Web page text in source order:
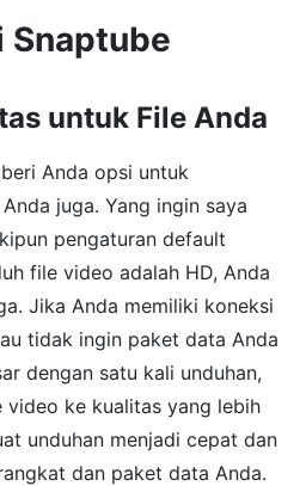
Snaptube
untuk File Anda
Anda opsi untuk
Anda juga. Yang ingin saya
pengaturan default
file video adalah HD, Anda
Jika Anda memiliki koneksi
tidak ingin paket data Anda
dengan satu kali unduhan,
ke kualitas yang lebih
unduhan menjadi cepat dan
dan paket data Anda.